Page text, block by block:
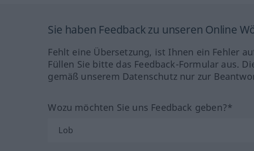
Sie haben Feedback zu unseren Online
Fehlt eine Übersetzung, ist Ihnen ein Fehler
Füllen Sie bitte das Feedback-Formular aus.
gemäß unserem Datenschutz nur zur
Wozu möchten Sie uns Feedback geben?*